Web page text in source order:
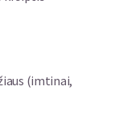
atrasti kūrinius,
suteiks ypatingą
o kiekviena
abejingų
(imtinai,